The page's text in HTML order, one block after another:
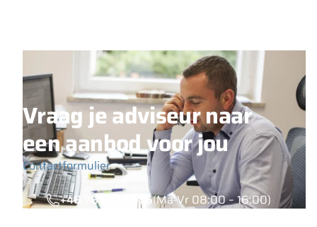
Vraag je adviseur naar
een aanbod voor jou
Contactformulier
+48 789 777 485(Ma-Vr 08:00 – 16:00)